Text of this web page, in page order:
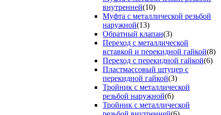
внутренней(10)
Муфта с металлической резьбой
наружной(13)
Обратный клапан(3)
Переход с металлической
вставкой и перекидной гайкой(8)
Переход с перекидной гайкой(6)
Пластмассовый штуцер с
перекидной гайкой(3)
Тройник с металлической
резьбой наружной(6)
Тройник с металлической